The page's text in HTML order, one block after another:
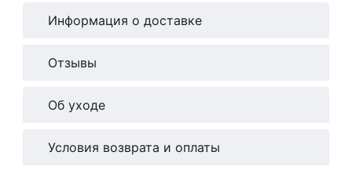
Информация о доставке
Отзывы
Об уходе
Условия возврата и оплаты